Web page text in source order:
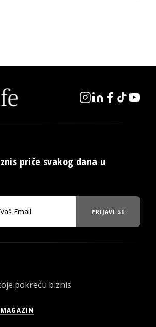
priče svakog dana u
PRIJAVI SE
pokreću biznis